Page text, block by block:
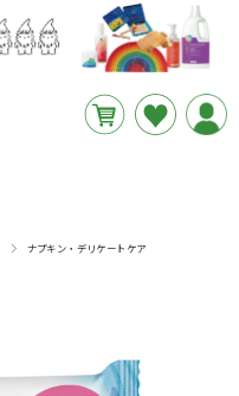
ナプキン・デリケートケア